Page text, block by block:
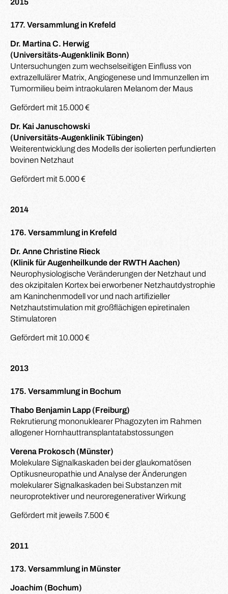
2015
177. Versammlung in Krefeld
Dr. Martina C. Herwig
(Universitäts-Augenklinik Bonn)
Untersuchungen zum wechselseitigen Einfluss von
extrazellulärer Matrix, Angiogenese und Immunzellen im
Tumormilieu beim intraokularen Melanom der Maus
Gefördert mit 15.000 €
Dr. Kai Januschowski
(Universitäts-Augenklinik Tübingen)
Weiterentwicklung des Modells der isolierten perfundierten
bovinen Netzhaut
Gefördert mit 5.000 €
2014
176. Versammlung in Krefeld
Dr. Anne Christine Rieck
(Klinik für Augenheilkunde der RWTH Aachen)
Neurophysiologische Veränderungen der Netzhaut und
des okzipitalen Kortex bei erworbener Netzhautdystrophie
am Kaninchenmodell vor und nach artifizieller
Netzhautstimulation mit großflächigen epiretinalen
Stimulatoren
Gefördert mit 10.000 €
2013
175. Versammlung in Bochum
Thabo Benjamin Lapp (Freiburg)
Rekrutierung mononuklearer Phagozyten im Rahmen
allogener Hornhauttransplantatabstossungen
Verena Prokosch (Münster)
Molekulare Signalkaskaden bei der glaukomatösen
Optikusneuropathie und Analyse der Änderungen
molekularer Signalkaskaden bei Substanzen mit
neuroprotektiver und neuroregenerativer Wirkung
Gefördert mit jeweils 7.500 €
2011
173. Versammlung in Münster
Joachim (Bochum)